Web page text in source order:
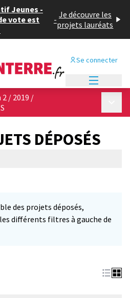
Jeunes -
vote est
- Je découvre les
projets lauréats
Se connecter
/ 2019 /
DÉPOSÉS
des projets déposés,
différents filtres à gauche de